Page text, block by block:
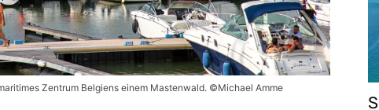
Zentrum Belgiens einem Mastenwald. ©Michael Amme